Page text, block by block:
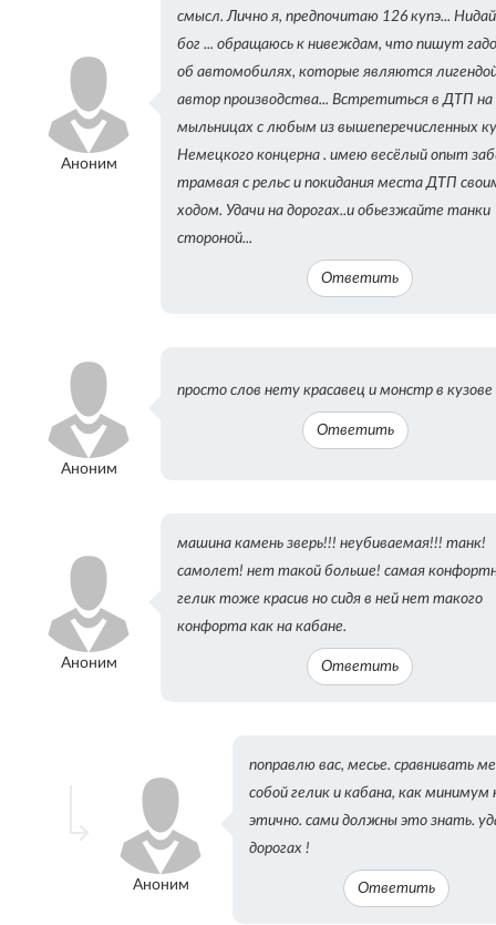
Аноним
смысл. Лично я, предпочитаю 126 купэ...
бог ... обращаюсь к нивеждам, что пишут
об автомобилях, которые являются
автор производства... Встретиться в ДТП на
мыльницах с любым из вышеперечисленных
Немецкого концерна . имею весёлый опыт
трамвая с рельс и покидания места ДТП
ходом. Удачи на дорогах..и обьезжайте танки
стороной...
Ответить
Аноним
просто слов нету красавец и монстр в
Ответить
Аноним
машина камень зверь!!! неубиваемая!!! танк!
самолет! нет такой больше! самая
гелик тоже красив но сидя в ней нет такого
конфорта как на кабане.
Ответить
Аноним
поправлю вас, месье. сравнивать
собой гелик и кабана, как минимум
этично. сами должны это знать.
дорогах !
Ответить